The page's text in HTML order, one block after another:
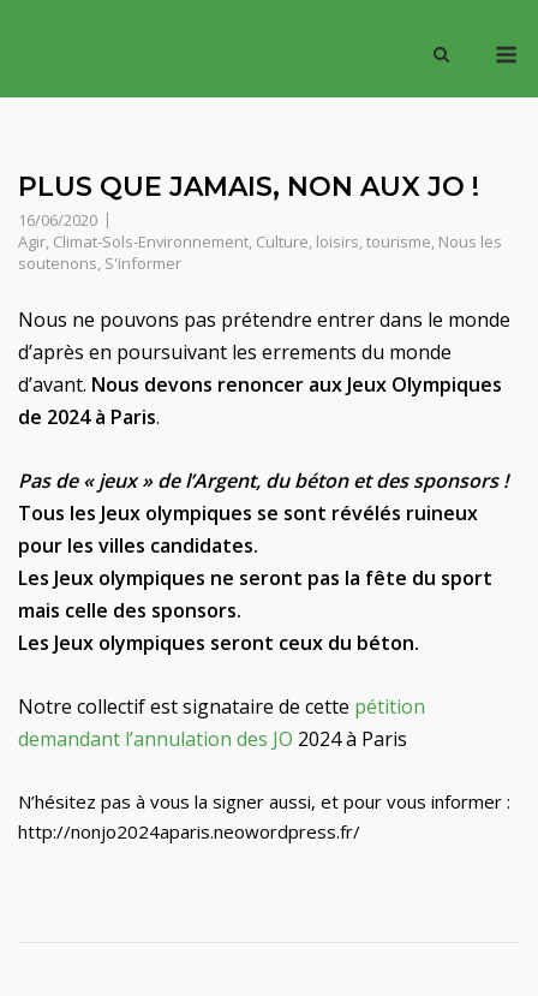
PLUS QUE JAMAIS, NON AUX JO !
16/06/2020
Agir, Climat-Sols-Environnement, Culture, loisirs, tourisme, Nous les
soutenons, S'informer
Nous ne pouvons pas prétendre entrer dans le monde
d’après en poursuivant les errements du monde
d’avant. Nous devons renoncer aux Jeux Olympiques
de 2024 à Paris.
Pas de « jeux » de l’Argent, du béton et des sponsors !
Tous les Jeux olympiques se sont révélés ruineux
pour les villes candidates.
Les Jeux olympiques ne seront pas la fête du sport
mais celle des sponsors.
Les Jeux olympiques seront ceux du béton.
Notre collectif est signataire de cette pétition
demandant l’annulation des JO 2024 à Paris
N’hésitez pas à vous la signer aussi, et pour vous informer :
http://nonjo2024aparis.neowordpress.fr/